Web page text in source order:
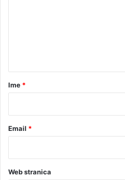
rIme *
Email *
Web stranica